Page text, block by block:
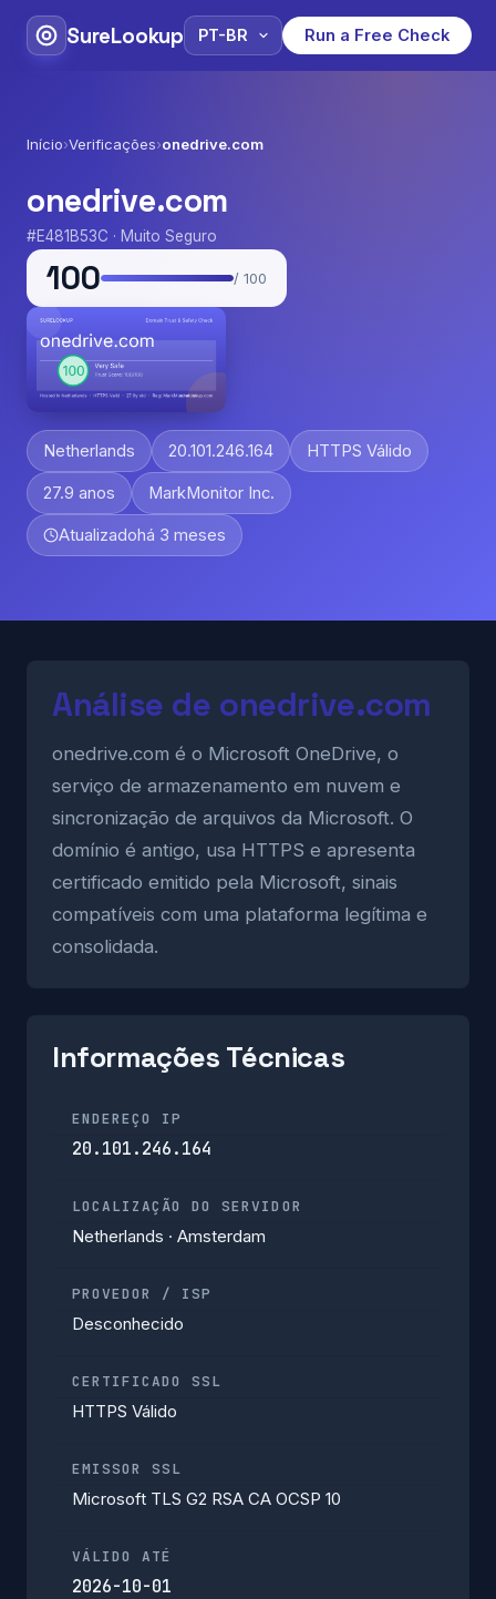
SureLookup Run a Free Check
Início›Verificações›onedrive.com
onedrive.com
#E481B53C · Muito Seguro
100 / 100
Netherlands 20.101.246.164 HTTPS Válido
27.9 anos MarkMonitor Inc.
Atualizadohá 3 meses
Análise de onedrive.com
onedrive.com é o Microsoft OneDrive, o
serviço de armazenamento em nuvem e
sincronização de arquivos da Microsoft. O
domínio é antigo, usa HTTPS e apresenta
certificado emitido pela Microsoft, sinais
compatíveis com uma plataforma legítima e
consolidada.
Informações Técnicas
ENDEREÇO IP
20.101.246.164
LOCALIZAÇÃO DO SERVIDOR
Netherlands · Amsterdam
PROVEDOR / ISP
Desconhecido
CERTIFICADO SSL
HTTPS Válido
EMISSOR SSL
Microsoft TLS G2 RSA CA OCSP 10
VÁLIDO ATÉ
2026-10-01